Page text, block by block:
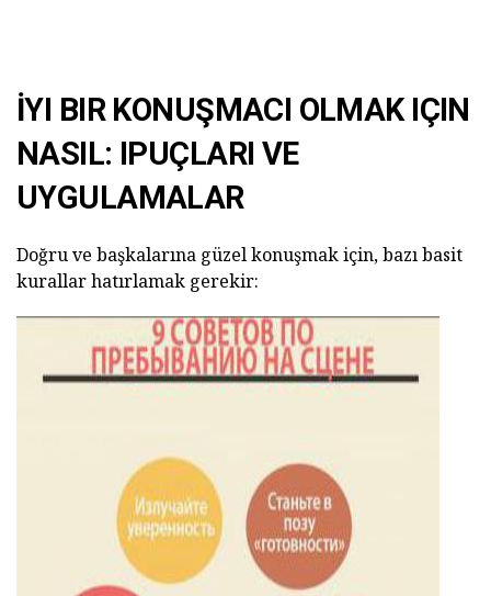
İYI BIR KONUŞMACI OLMAK IÇIN
NASIL: IPUÇLARI VE
UYGULAMALAR
Doğru ve başkalarına güzel konuşmak için, bazı basit
kurallar hatırlamak gerekir: